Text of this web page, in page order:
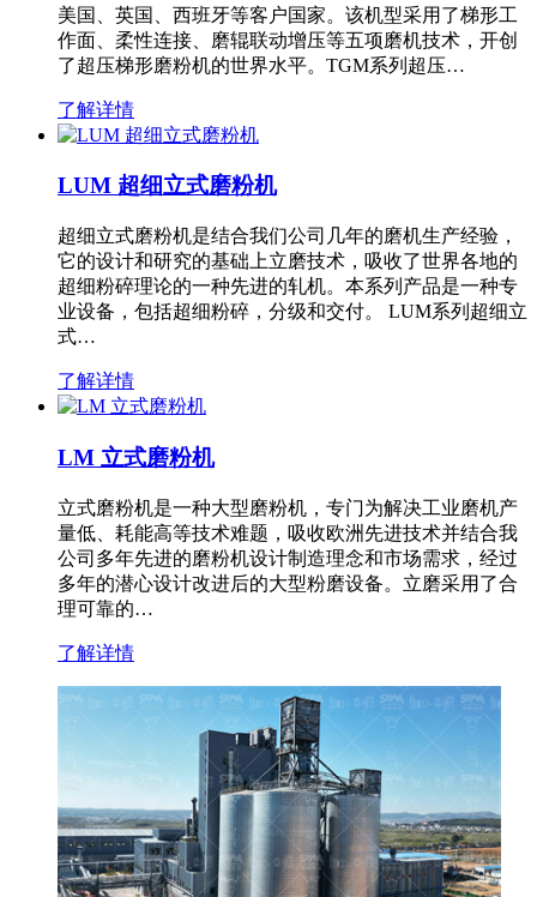
美国、英国、西班牙等客户国家。该机型采用了梯形工
作面、柔性连接、磨辊联动增压等五项磨机技术，开创
了超压梯形磨粉机的世界水平。TGM系列超压…
了解详情
LUM 超细立式磨粉机
超细立式磨粉机是结合我们公司几年的磨机生产经验，
它的设计和研究的基础上立磨技术，吸收了世界各地的
超细粉碎理论的一种先进的轧机。本系列产品是一种专
业设备，包括超细粉碎，分级和交付。 LUM系列超细立
式…
了解详情
LM 立式磨粉机
立式磨粉机是一种大型磨粉机，专门为解决工业磨机产
量低、耗能高等技术难题，吸收欧洲先进技术并结合我
公司多年先进的磨粉机设计制造理念和市场需求，经过
多年的潜心设计改进后的大型粉磨设备。立磨采用了合
理可靠的…
了解详情